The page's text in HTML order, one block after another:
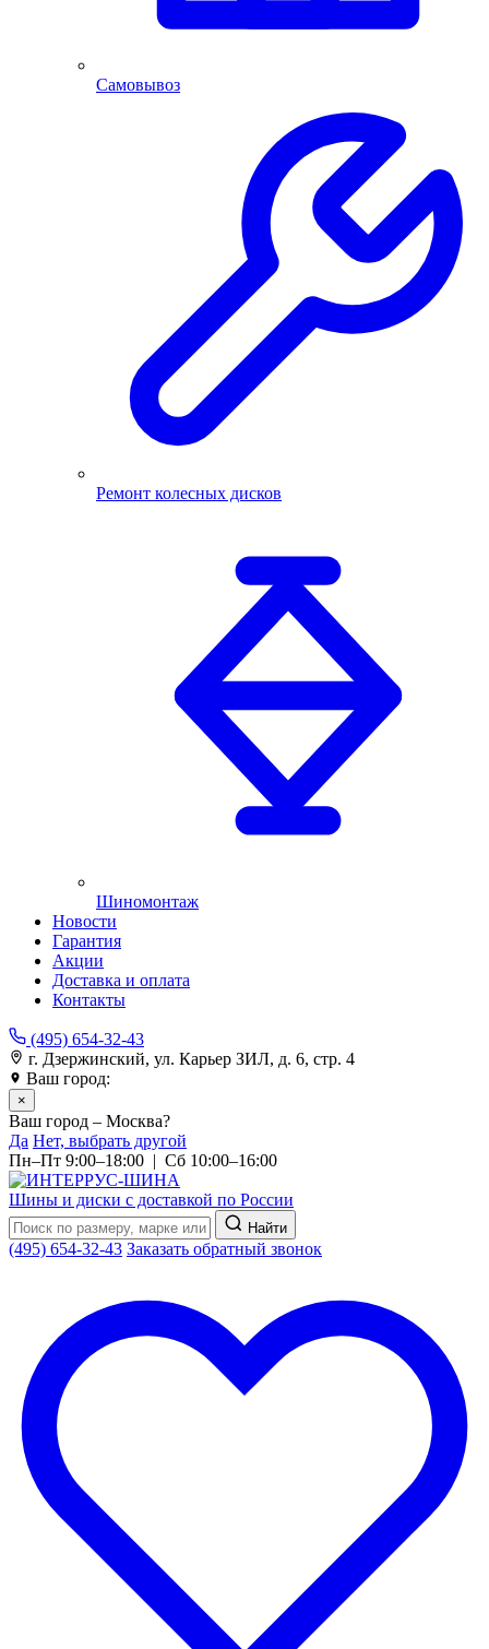
Самовывоз
Ремонт колесных дисков
Шиномонтаж
Новости
Гарантия
Акции
Доставка и оплата
Контакты
(495) 654-32-43
г. Дзержинский, ул. Карьер ЗИЛ, д. 6, стр. 4
Ваш город:
×
Ваш город – Москва?
Да Нет, выбрать другой
Пн–Пт 9:00–18:00 | Сб 10:00–16:00
Шины и диски с доставкой по России
Найти
(495) 654-32-43 Заказать обратный звонок